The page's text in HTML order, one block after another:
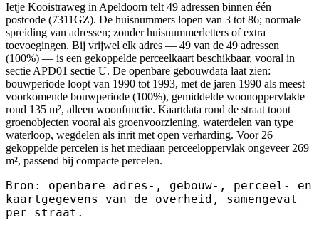
Ietje Kooistraweg in Apeldoorn telt 49 adressen binnen één
postcode (7311GZ). De huisnummers lopen van 3 tot 86; normale
spreiding van adressen; zonder huisnummerletters of extra
toevoegingen. Bij vrijwel elk adres — 49 van de 49 adressen
(100%) — is een gekoppelde perceelkaart beschikbaar, vooral in
sectie APD01 sectie U. De openbare gebouwdata laat zien:
bouwperiode loopt van 1990 tot 1993, met de jaren 1990 als meest
voorkomende bouwperiode (100%), gemiddelde woonoppervlakte
rond 135 m², alleen woonfunctie. Kaartdata rond de straat toont
groenobjecten vooral als groenvoorziening, waterdelen van type
waterloop, wegdelen als inrit met open verharding. Voor 26
gekoppelde percelen is het mediaan perceeloppervlak ongeveer 269
m², passend bij compacte percelen.
Bron: openbare adres-, gebouw-, perceel- en
kaartgegevens van de overheid, samengevat
per straat.